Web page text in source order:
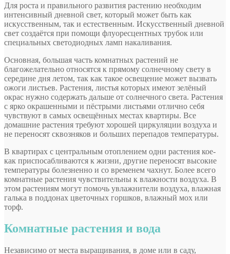
Для роста и правильного развития растению необходим
интенсивный дневной свет, который может быть как
искусственным, так и естественным. Искусственный дневной
свет создаётся при помощи флуоресцентных трубок или
специальных светодиодных ламп накаливания.
Основная, большая часть комнатных растений не
благожелательно относятся к прямому солнечному свету в
середине дня летом, так как такое освещение может вызвать
ожоги листьев. Растения, листья которых имеют зелёный
окрас нужно содержать дальше от солнечного света. Растения
с ярко окрашенными и пёстрыми листьями отлично себя
чувствуют в самых освещённых местах квартиры. Все
домашние растения требуют хорошей циркуляции воздуха и
не переносят сквозняков и больших перепадов температуры.
В квартирах с центральным отоплением одни растения кое-
как приспосабливаются к жизни, другие переносят высокие
температуры болезненно и со временем чахнут. Более всего
комнатные растения чувствительны к влажности воздуха. В
этом растениям могут помочь увлажнители воздуха, влажная
галька в поддонах цветочных горшков, влажный мох или
торф.
Комнатные растения и вода
Независимо от места выращивания, в доме или в саду,